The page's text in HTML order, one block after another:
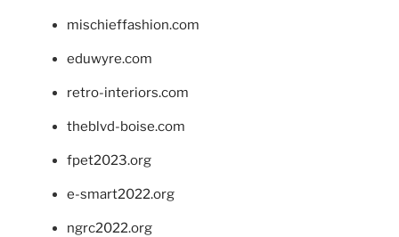
mischieffashion.com
eduwyre.com
retro-interiors.com
theblvd-boise.com
fpet2023.org
e-smart2022.org
ngrc2022.org